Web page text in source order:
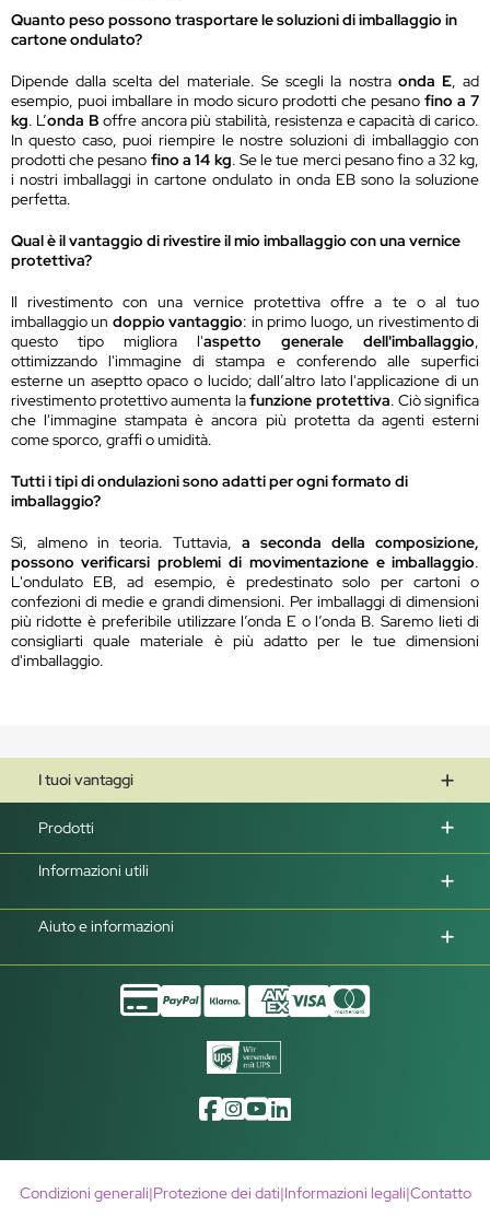
Quanto peso possono trasportare le soluzioni di imballaggio in
cartone ondulato?
Dipende dalla scelta del materiale. Se scegli la nostra onda E, ad
esempio, puoi imballare in modo sicuro prodotti che pesanofino a 7
kg. L’onda B offre ancora più stabilità, resistenza e capacità di carico.
In questo caso, puoi riempire le nostre soluzioni di imballaggio con
prodotti che pesano fino a 14 kg. Se le tue merci pesano fino a 32 kg,
i nostri imballaggi in cartone ondulato in onda EB sono la soluzione
perfetta.
Qual è il vantaggio di rivestire il mio imballaggio con una vernice
protettiva?
Il rivestimento con una vernice protettiva offre a te o al tuo
imballaggio un doppio vantaggio: in primo luogo, un rivestimento di
questo tipo migliora l'aspetto generale dell'imballaggio,
ottimizzando l'immagine di stampa e conferendo alle superfici
esterne un aseptto opaco o lucido; dall’altro lato l'applicazione di un
rivestimento protettivo aumenta lafunzione protettiva. Ciò significa
che l'immagine stampata è ancora più protetta da agenti esterni
come sporco, graffi o umidità.
Tutti i tipi di ondulazioni sono adatti per ogni formato di
imballaggio?
Sì, almeno in teoria. Tuttavia,a seconda della composizione,
possono verificarsi problemi di movimentazione e imballaggio.
L'ondulato EB, ad esempio, è predestinato solo per cartoni o
confezioni di medie e grandi dimensioni. Per imballaggi di dimensioni
più ridotte è preferibile utilizzare l’onda E o l’onda B. Saremo lieti di
consigliarti quale materiale è più adatto per le tue dimensioni
d'imballaggio.
I tuoi vantaggi
Prodotti
Informazioni utili
Aiuto e informazioni
Condizioni generali|Protezione dei dati|Informazioni legali|Contatto